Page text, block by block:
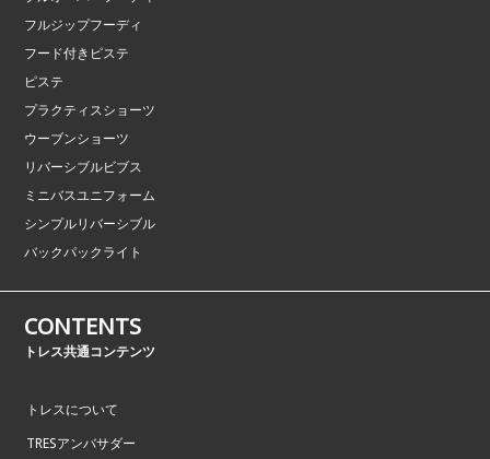
フルジップフーディ
フード付きピステ
ピステ
プラクティスショーツ
ウーブンショーツ
リバーシブルビブス
ミニバスユニフォーム
シンプルリバーシブル
バックパックライト
CONTENTS
トレス共通コンテンツ
トレスについて
TRESアンバサダー